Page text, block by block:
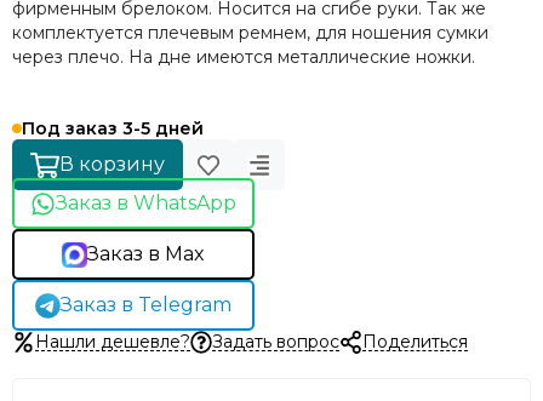
фирменным брелоком. Носится на сгибе руки. Так же
комплектуется плечевым ремнем, для ношения сумки
через плечо. На дне имеются металлические ножки.
Под заказ 3-5 дней
В корзину
Заказ в WhatsApp
Заказ в Max
Заказ в Telegram
Нашли дешевле? Задать вопрос Поделиться